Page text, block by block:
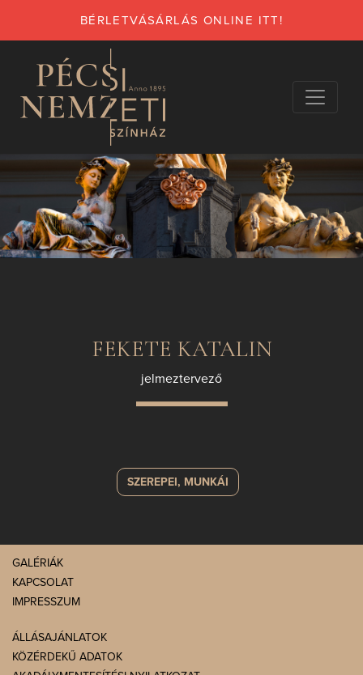
BÉRLETVÁSÁRLÁS ONLINE ITT!
FEKETE KATALIN
jelmeztervező
SZEREPEI, MUNKÁI
GALÉRIÁK
KAPCSOLAT
IMPRESSZUM
ÁLLÁSAJÁNLATOK
KÖZÉRDEKŰ ADATOK